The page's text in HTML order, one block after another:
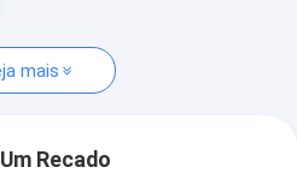
mais
Recado